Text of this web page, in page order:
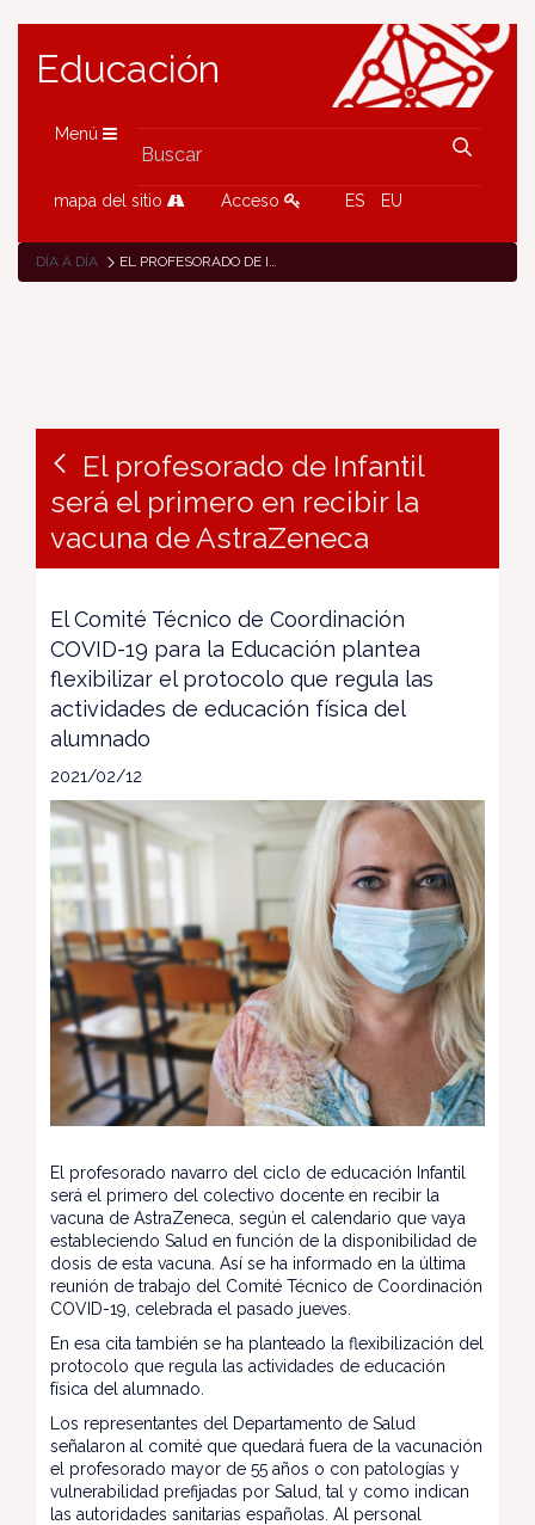
Educación
Menú
mapa del sitio Acceso ES EU
DÍA A DÍA EL PROFESORADO DE INFANTIL SERÁ EL PRIMERO EN RECIBIR LA VACUNA DE ASTRAZENECA
El profesorado de Infantil
será el primero en recibir la
vacuna de AstraZeneca
El Comité Técnico de Coordinación
COVID-19 para la Educación plantea
flexibilizar el protocolo que regula las
actividades de educación física del
alumnado
2021/02/12
El profesorado navarro del ciclo de educación Infantil
será el primero del colectivo docente en recibir la
vacuna de AstraZeneca, según el calendario que vaya
estableciendo Salud en función de la disponibilidad de
dosis de esta vacuna. Así se ha informado en la última
reunión de trabajo del Comité Técnico de Coordinación
COVID-19, celebrada el pasado jueves.
En esa cita también se ha planteado la flexibilización del
protocolo que regula las actividades de educación
física del alumnado.
Los representantes del Departamento de Salud
señalaron al comité que quedará fuera de la vacunación
el profesorado mayor de 55 años o con patologías y
vulnerabilidad prefijadas por Salud, tal y como indican
las autoridades sanitarias españolas. Al personal